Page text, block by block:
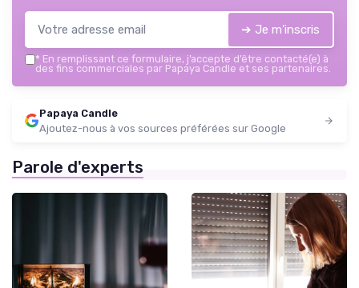
➔ Je m'inscris
* En remplissant ce formulaire, j’accepte d’être contacté(e) à
des fins commerciales par Papaya Candle et ses partenaires.
Papaya Candle
Ajoutez-nous à vos sources préférées sur Google
Parole d'experts